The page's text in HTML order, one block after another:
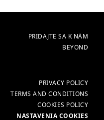
HLAVNÁ
PRIDAJTE SA K NÁM
BEYOND
PRIVACY POLICY
TERMS AND CONDITIONS
COOKIES POLICY
NASTAVENIA COOKIES